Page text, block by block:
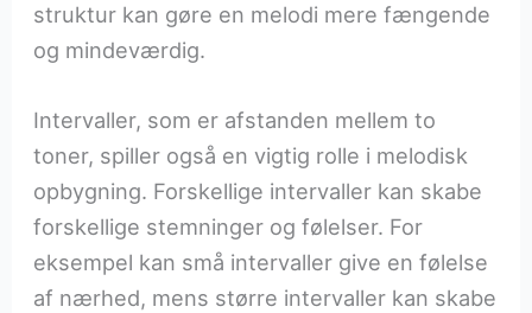
struktur kan gøre en melodi mere fængende
og mindeværdig.
Intervaller, som er afstanden mellem to
toner, spiller også en vigtig rolle i melodisk
opbygning. Forskellige intervaller kan skabe
forskellige stemninger og følelser. For
eksempel kan små intervaller give en følelse
af nærhed, mens større intervaller kan skabe